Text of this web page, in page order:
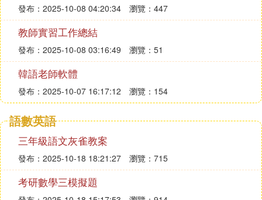
發布：2025-10-08 04:20:34 瀏覽：447
教師實習工作總結
發布：2025-10-08 03:16:49 瀏覽：51
韓語老師軟體
發布：2025-10-07 16:17:12 瀏覽：154
語數英語
三年級語文灰雀教案
發布：2025-10-18 18:21:27 瀏覽：715
考研數學三模擬題